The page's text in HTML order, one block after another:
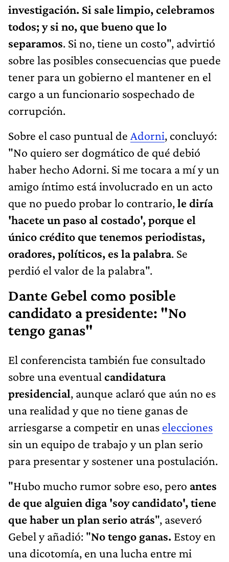
investigación. Si sale limpio, celebramos
todos; y si no, que bueno que lo
separamos. Si no, tiene un costo", advirtió
sobre las posibles consecuencias que puede
tener para un gobierno el mantener en el
cargo a un funcionario sospechado de
corrupción.
Sobre el caso puntual de Adorni, concluyó:
"No quiero ser dogmático de qué debió
haber hecho Adorni. Si me tocara a mí y un
amigo íntimo está involucrado en un acto
que no puedo probar lo contrario,le diría
'hacete un paso al costado', porque el
único crédito que tenemos periodistas,
oradores, políticos, es la palabra. Se
perdió el valor de la palabra".
Dante Gebel como posible
candidato a presidente: "No
tengo ganas"
El conferencista también fue consultado
sobre una eventual candidatura
presidencial, aunque aclaró que aún no es
una realidad y que no tiene ganas de
arriesgarse a competir en unas elecciones
sin un equipo de trabajo y un plan serio
para presentar y sostener una postulación.
"Hubo mucho rumor sobre eso, pero antes
de que alguien diga 'soy candidato', tiene
que haber un plan serio atrás", aseveró
Gebel y añadió: "No tengo ganas. Estoy en
una dicotomía, en una lucha entre mi